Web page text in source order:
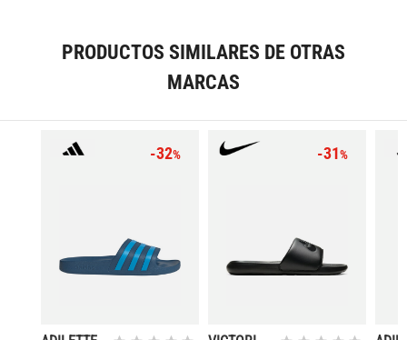
PRODUCTOS SIMILARES DE OTRAS
MARCAS
-32% -31%